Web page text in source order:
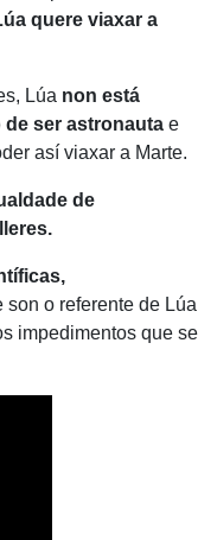
quere viaxar a
Lúa non está
ser astronauta e
así viaxar a Marte.
de
son o referente de Lúa
impedimentos que se